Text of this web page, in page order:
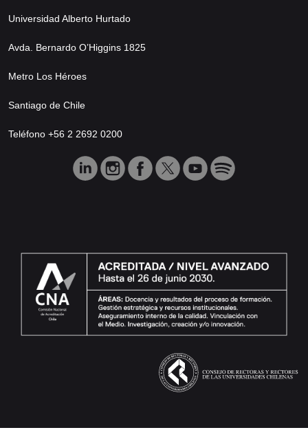
Universidad Alberto Hurtado
Avda. Bernardo O’Higgins 1825
Metro Los Héroes
Santiago de Chile
Teléfono +56 2 2692 0200